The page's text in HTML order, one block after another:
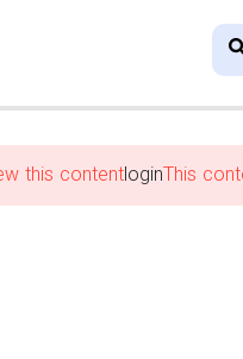
This
login
this content!